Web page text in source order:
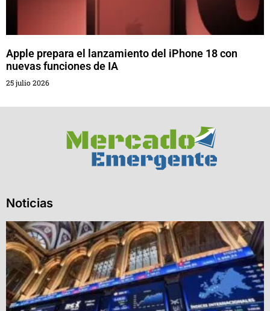
Apple prepara el lanzamiento del iPhone 18 con
nuevas funciones de IA
25 julio 2026
Noticias